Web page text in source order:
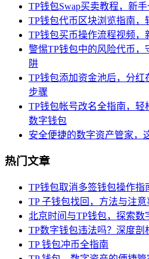
TP钱包Swap买卖教程，新
TP钱包代币区块浏览指南
TP钱包买币操作流程视频，
警惕TP钱包中的风险代币
阱
TP钱包添加资金池后，分
步骤
TP钱包帐号改名全指南，
数字钱包
安全便捷的数字资产管家，
热门文章
TP钱包取消多签钱包操作指
TP 子钱包找回，方法与注意
北京时间与TP钱包，探索数
TP数字钱包违法吗？深度剖
TP 钱包冲币全指南